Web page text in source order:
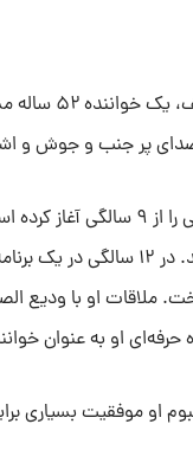
معین
پر جنب و جوش و
او خوانندگی را از
دنبالش کند. در ۱۲
ملاقات او با ودیع
حرفه‌ای او به عنوان
او موفقیت بسیاری